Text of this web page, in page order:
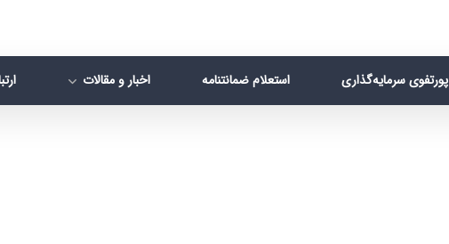
پورتفوی سرمایه‌گذاری استعلام ضمانتنامه اخبار و مقالات